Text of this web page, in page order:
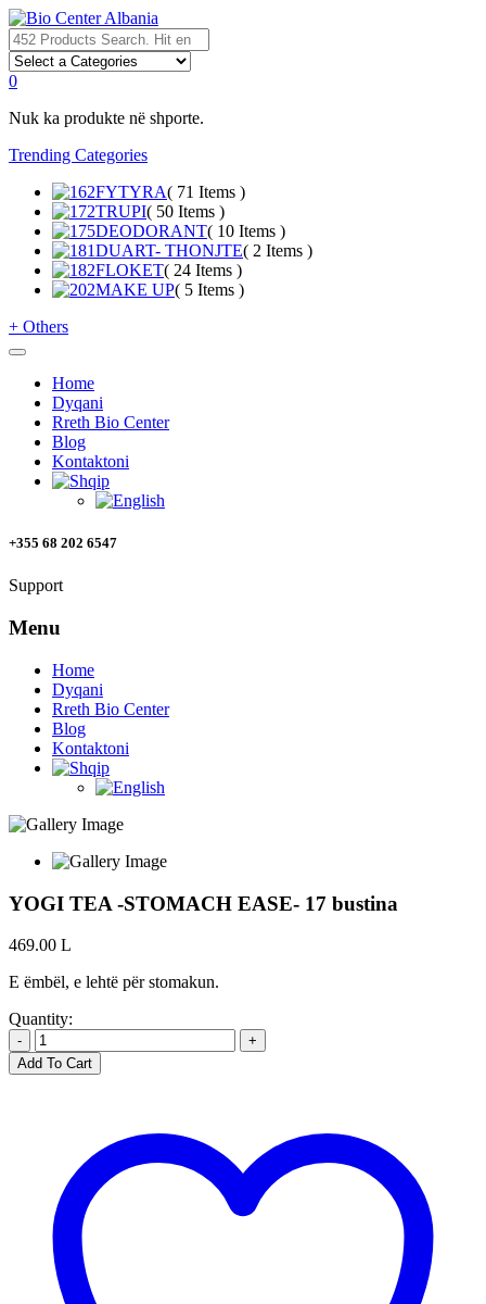
0
Nuk ka produkte në shporte.
Trending Categories
FYTYRA( 71 Items )
TRUPI( 50 Items )
DEODORANT( 10 Items )
DUART- THONJTE( 2 Items )
FLOKET( 24 Items )
MAKE UP( 5 Items )
+ Others
Home
Dyqani
Rreth Bio Center
Blog
Kontaktoni
+355 68 202 6547
Support
Menu
Home
Dyqani
Rreth Bio Center
Blog
Kontaktoni
YOGI TEA -STOMACH EASE- 17 bustina
469.00 L
E ëmbël, e lehtë për stomakun.
Quantity:
-
+
Add To Cart